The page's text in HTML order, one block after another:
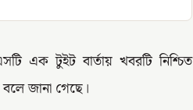
এক টুইট বার্তায় খবরটি নিশ্চিত
জানা গেছে।